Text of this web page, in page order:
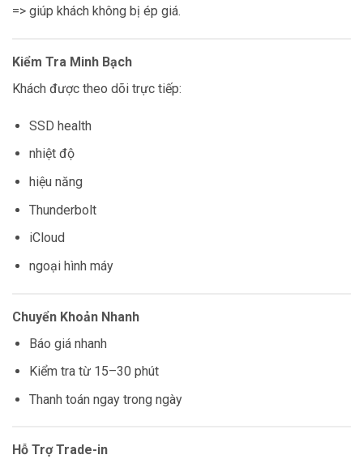
=> giúp khách không bị ép giá.
Kiểm Tra Minh Bạch
Khách được theo dõi trực tiếp:
SSD health
nhiệt độ
hiệu năng
Thunderbolt
iCloud
ngoại hình máy
Chuyển Khoản Nhanh
Báo giá nhanh
Kiểm tra từ 15–30 phút
Thanh toán ngay trong ngày
Hỗ Trợ Trade-in